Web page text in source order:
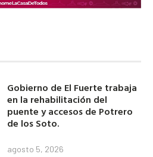
Gobierno de El Fuerte trabaja
en la rehabilitación del
puente y accesos de Potrero
de los Soto.
agosto 5, 2026